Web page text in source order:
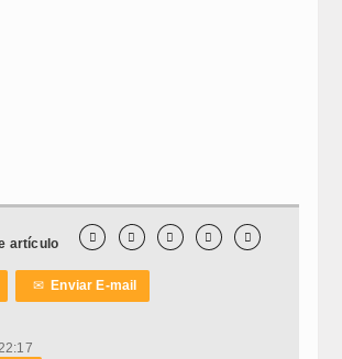
artículo     
✉Enviar E-mail